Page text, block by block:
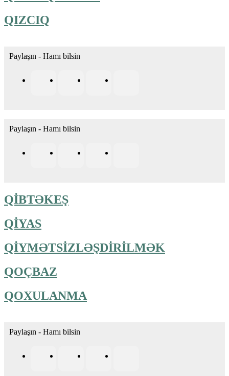
QIZCIQ
Paylaşın - Hamı bilsin
Paylaşın - Hamı bilsin
QİBTƏKEŞ
QİYAS
QİYMƏTSİZLƏŞDİRİLMƏK
QOÇBAZ
QOXULANMA
Paylaşın - Hamı bilsin